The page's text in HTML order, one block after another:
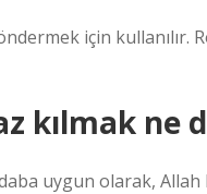
için kullanılır.
kılmak ne
uygun olarak,